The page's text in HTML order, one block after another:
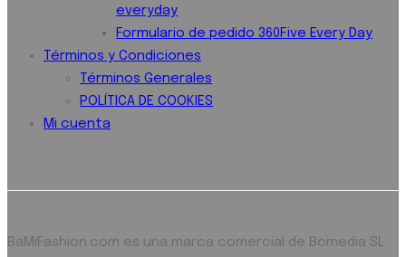
everyday
Formulario de pedido 360Five Every Day
Términos y Condiciones
Términos Generales
POLÍTICA DE COOKIES
Mi cuenta
BaMiFashion.com es una marca comercial de Bomedia SL